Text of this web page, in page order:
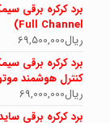
Full Channel)
ریال69,500,000
کنترل هوشمند
ریال69,000,000